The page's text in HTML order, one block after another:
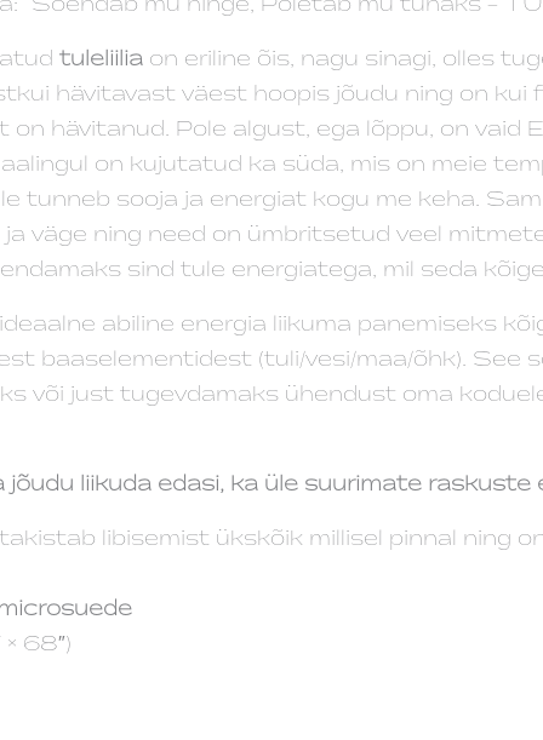
“Soendab mu hinge, Põletab mu tuhaks –
tuleliiliaon eriline õis, nagu sinagi, olles
hävitavast väest hoopis jõudu ning on kui
on hävitanud. Pole algust, ega lõppu, on vaid
on kujutatud ka süda, mis on meie
tunneb sooja ja energiat kogu me keha.
väge ning need on ümbritsetud veel
sind tule energiatega, mil seda
abiline energia liikuma panemiseks
baaselementidest (tuli/vesi/maa/õhk). See
või just tugevdamaks ühendust oma
liikuda edasi, ka üle suurimate raskuste
libisemist ükskõik millisel pinnal ning
68″)